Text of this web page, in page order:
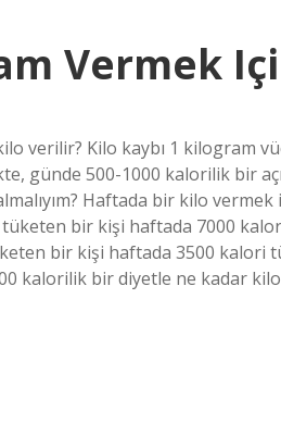
Vermek
verilir? Kilo kaybı 1 kilogram
günde 500-1000 kalorilik bir
Haftada bir kilo
bir kişi haftada 7000
bir kişi haftada 3500 kalori
kalorilik bir diyetle ne kadar